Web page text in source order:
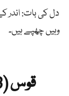
دل کی بات: اندر
وہیں چھپے ہیں۔
قوس (23 نومبر تا 22 دسمبر)